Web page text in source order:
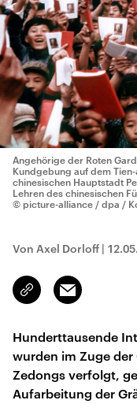
Angehörige der Roten
Kundgebung auf dem
chinesischen Hauptstadt
Lehren des chinesischen
© picture-alliance / dpa /
Von Axel Dorloff |
Link
kopieren/teilen
Email
Hunderttausende
wurden im Zuge
Zedongs verfolgt,
Aufarbeitung der